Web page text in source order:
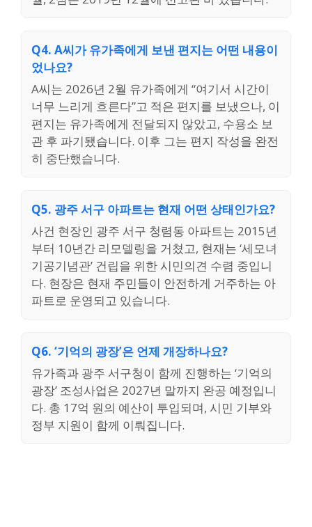
Q4. A씨가 유가족에게 보낸 편지는 어떤 내용이
었나요?
A씨는 2026년 2월 유가족에게 “여기서 시간이
너무 느리게 흐른다”고 적은 편지를 보냈으나, 이
편지는 유가족에게 전달되지 않았고, 수용소 보
관 후 파기됐습니다. 이후 그는 편지 작성을 완전
히 중단했습니다.
Q5. 광주 서구 아파트는 현재 어떤 상태인가요?
사건 현장인 광주 서구 청렴동 아파트는 2015년
부터 10년간 리모델링을 거쳤고, 현재는 ‘세모녀
기공기념관’ 건립을 위한 시민의견 수렴 중입니
다. 현장은 현재 주민들이 안전하게 거주하는 아
파트로 운영되고 있습니다.
Q6. ‘기억의 광장’은 언제 개장하나요?
유가족과 광주 서구청이 함께 진행하는 ‘기억의
광장’ 조성사업은 2027년 말까지 완공 예정입니
다. 총 17억 원의 예산이 투입되며, 시민 기부와
정부 지원이 함께 이뤄집니다.